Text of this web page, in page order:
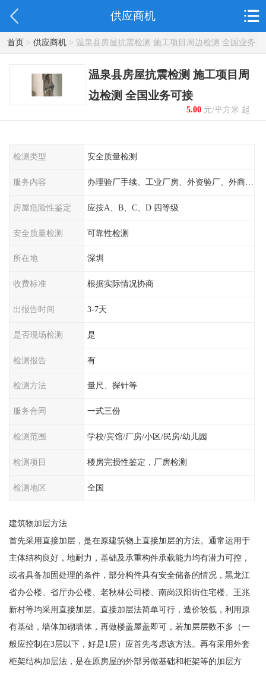
供应商机
首页> 供应商机> 温泉县房屋抗震检测 施工项目周边检测 全国业务
可接
温泉县房屋抗震检测 施工项目周
边检测 全国业务可接
5.00元/平方米 起
检测类型 安全质量检测
服务内容
房屋危险性鉴定 应按A、B、C、D 四等级
安全质量检测 可靠性检测
所在地 深圳
收费标准 根据实际情况协商
出报告时间 3-7天
是否现场检测 是
检测报告 有
检测方法 量尺、探针等
服务合同 一式三份
检测范围 学校/宾馆/厂房/小区/民房/幼儿园
检测项目 楼房完损性鉴定，厂房检测
检测地区 全国
建筑物加层方法
首先采用直接加层，是在原建筑物上直接加层的方法。通常运用于
主体结构良好，地耐力，基础及承重构件承载能力均有潜力可控，
或者具备加固处理的条件，部分构件具有安全储备的情况，黑龙江
省办公楼、省厅办公楼、老秋林公司楼、南岗汉阳街住宅楼、王兆
新村等均采用直接加层。直接加层法简单可行，造价较低，利用原
有基础，墙体加砌墙体，再做楼盖屋盖即可，若加层层数不多（一
般应控制在3层以下，好是1层）应首先考虑该方法。再有采用外套
柜架结构加层法，是在原房屋的外部另做基础和柜架等的加层方